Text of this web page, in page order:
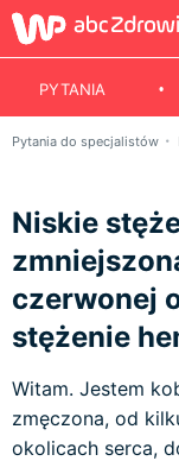
PYTANIA
Pytania do specjalistów
Niskie
czerwonej
stężenie
Witam. Jestem
zmęczona, od
okolicach serca,